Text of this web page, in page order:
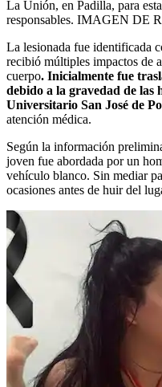
La Unión, en Padilla, para
responsables. IMAGEN DE
La lesionada fue identificada
recibió múltiples impactos de
cuerpo. Inicialmente fue
debido a la gravedad de las
Universitario San José de
atención médica.
Según la información
joven fue abordada por un
vehículo blanco. Sin mediar
ocasiones antes de huir del